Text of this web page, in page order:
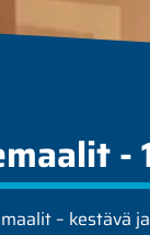
-
– kestävä